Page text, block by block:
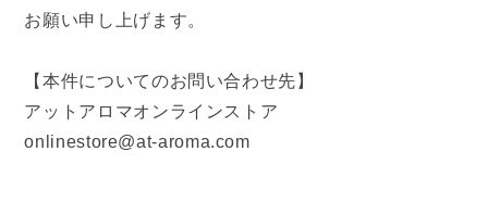
お願い申し上げます。
【本件についてのお問い合わせ先】
アットアロマオンラインストア
onlinestore@at-aroma.com